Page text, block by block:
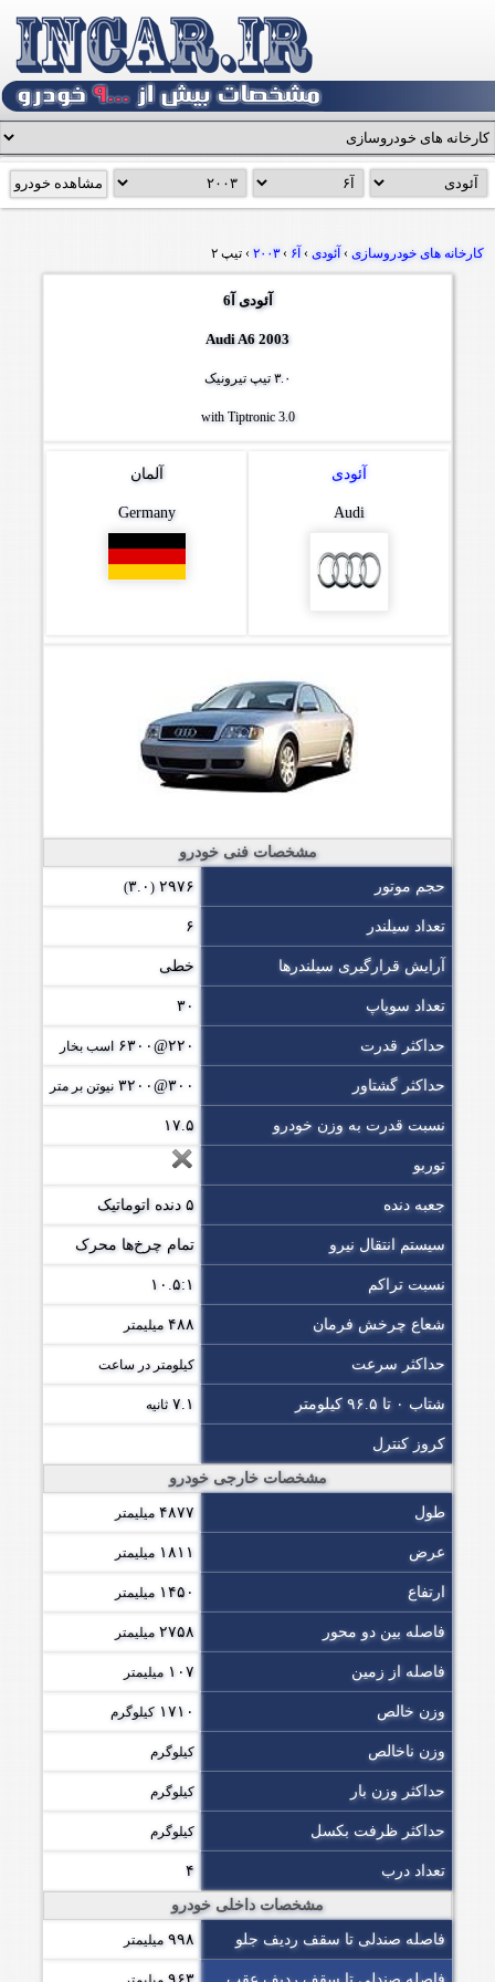
آئودی آ6
Audi A6 2003
۳.۰ تیپ تیرونیک
3.0 with Tiptronic
آئودی
Audi
آلمان
Germany
مشخصات فنی خودرو
حجم موتور ۲۹۷۶ ( ۳.۰)
تعداد سیلندر ۶
آرایش قرارگیری سیلندرها خطی
تعداد سوپاپ ۳۰
حداکثر قدرت ۲۲۰@۶۳۰۰ اسب بخار
حداکثر گشتاور ۳۰۰@۳۲۰۰ نیوتن بر متر
نسبت قدرت به وزن خودرو ۱۷.۵
توربو
جعبه دنده ۵ دنده اتوماتیک
سیستم انتقال نیرو تمام چرخ‌ها محرک
نسبت تراکم ۱۰.۵:۱
شعاع چرخش فرمان ۴۸۸ میلیمتر
حداکثر سرعت کیلومتر در ساعت
شتاب ۰ تا ۹۶.۵ کیلومتر ۷.۱ ثانیه
کروز کنترل
مشخصات خارجی خودرو
طول ۴۸۷۷ میلیمتر
عرض ۱۸۱۱ میلیمتر
ارتفاع ۱۴۵۰ میلیمتر
فاصله بین دو محور ۲۷۵۸ میلیمتر
فاصله از زمین ۱۰۷ میلیمتر
وزن خالص ۱۷۱۰ کیلوگرم
وزن ناخالص کیلوگرم
حداکثر وزن بار کیلوگرم
حداکثر ظرفت بکسل کیلوگرم
تعداد درب ۴
مشخصات داخلی خودرو
فاصله صندلی تا سقف ردیف جلو ۹۹۸ میلیمتر
کارخانه های خودروسازی › آئودی ›
›۲۰۰۳ › تیپ ۲